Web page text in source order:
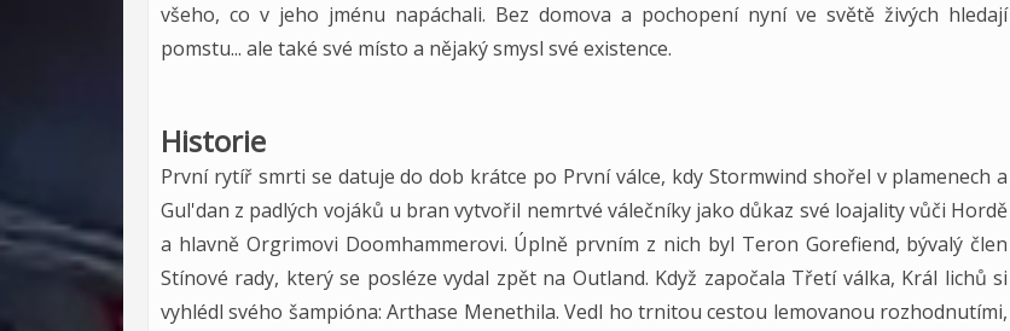
všeho, co v jeho jménu napáchali. Bez domova a pochopení nyní ve světě živých hledají
pomstu... ale také své místo a nějaký smysl své existence.
Historie
První rytíř smrti se datuje do dob krátce po První válce, kdy Stormwind shořel v plamenech a
Gul'dan z padlých vojáků u bran vytvořil nemrtvé válečníky jako důkaz své loajality vůči Hordě
a hlavně Orgrimovi Doomhammerovi. Úplně prvním z nich byl Teron Gorefiend, bývalý člen
Stínové rady, který se posléze vydal zpět na Outland. Když započala Třetí válka, Král lichů si
vyhlédl svého šampióna: Arthase Menethila. Vedl ho trnitou cestou lemovanou rozhodnutími,